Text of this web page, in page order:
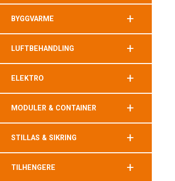
BYGGVARME +
LUFTBEHANDLING +
ELEKTRO +
MODULER & CONTAINER +
STILLAS & SIKRING +
TILHENGERE +